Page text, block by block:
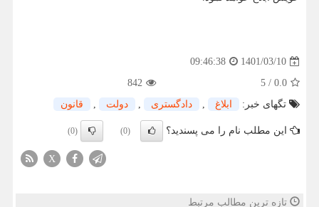
1401/03/10
09:46:38
0.0
/
5
842
تگهای خبر:
ابلاغ , دادگستری , دولت , قانون
این مطلب نام را می پسندید؟ (0)
(0)
X
تازه ترین مطالب مرتبط